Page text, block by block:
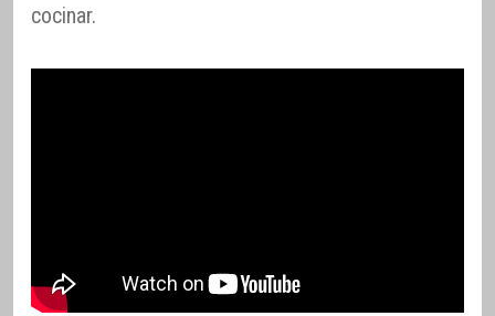
cocinar.